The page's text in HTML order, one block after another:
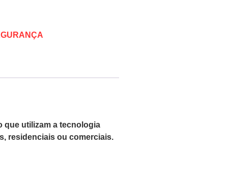
que utilizam a tecnologia
residenciais ou comerciais.